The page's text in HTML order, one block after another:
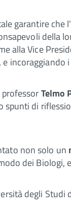
garantire
della
alla Vice
Telmo
di
non solo un
dei Biologi,
degli Studi